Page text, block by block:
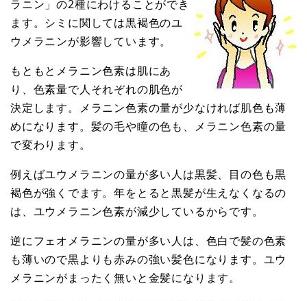
ラニン」の2種にわけることができ
ます。シミに関しては黒褐色のユ
ウメラニンが影響しています。
もともとメラニン色素は肌にあ
り、色素量で人それぞれの肌色が
決定します。メラニン色素の量が少なければ肌色も薄
めになります。髪の毛や瞳の色も、メラニン色素の量
で変わります。
例えばユウメラニンの量が多い人は黒髪、目の色も黒
褐色が強くでます。年をとると黒髪が生えなくなるの
は、ユウメラニン色素が減少しているからです。
逆にフェオメラニンの量が多い人は、色白で髪の色素
も薄いので黒よりも赤みの強い髪色になります。ユウ
メラニンがまったく無いと金髪になります。